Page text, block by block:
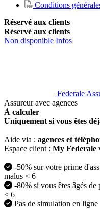
Conditions
Réservé aux clients
Réservé aux clients
Non disponible Infos
Federale
Assureur avec agences
À calculer
Uniquement si vous êtes
Aide via : agences et
Espace client : My Federale
-50% sur votre prime
malus < 6
-80% si vous êtes âgés
< 6
Pas de simulation en ligne